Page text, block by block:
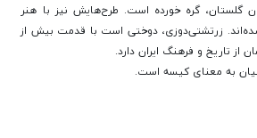
گلستان، گره خورده است. طرح‌هایش نیز با هنر
زرتشتی‌دوزی، دوختی است با قدمت بیش از
تاریخ و فرهنگ ایران دارد.
به معنای کیسه است.